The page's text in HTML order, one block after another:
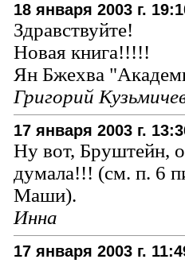
18 января 2003 г.
Здравствуйте!
Новая книга!!!!!
Ян Бжехва
Григорий
17 января 2003 г.
Ну вот, Бруштейн,
думала!!! (см. п. 6
Маши).
Инна
17 января 2003 г.